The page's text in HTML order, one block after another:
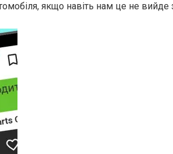
якщо навіть нам це не